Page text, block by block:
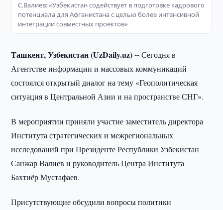
С.Валиев: «Узбекистан содействует в подготовке кадрового
потенциала для Афганистана с целью более интенсивной
интеграции совместных проектов»
Ташкент, Узбекистан (UzDaily.uz) --Сегодня в
Агентстве информации и массовых коммуникаций
состоялся открытый диалог на тему «Геополитическая
ситуация в Центральной Азии и на пространстве СНГ».
В мероприятии приняли участие заместитель директора
Института стратегических и межрегиональных
исследований при Президенте Республики Узбекистан
Санжар Валиев и руководитель Центра Института
Бахтиёр Мустафаев.
Присутствующие обсудили вопросы политики